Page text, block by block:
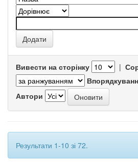
Вивести на сторінку |
Автори
Результати 1-10 зі 72.